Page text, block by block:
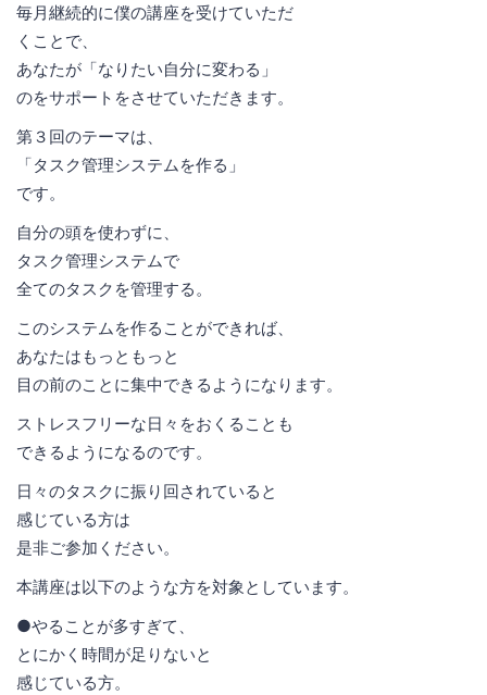
毎月継続的に僕の講座を受けていただ
くことで、
あなたが「なりたい自分に変わる」
のをサポートをさせていただきます。
第３回のテーマは、
「タスク管理システムを作る」
です。
自分の頭を使わずに、
タスク管理システムで
全てのタスクを管理する。
このシステムを作ることができれば、
あなたはもっともっと
目の前のことに集中できるようになります。
ストレスフリーな日々をおくることも
できるようになるのです。
日々のタスクに振り回されていると
感じている方は
是非ご参加ください。
本講座は以下のような方を対象としています。
●やることが多すぎて、
とにかく時間が足りないと
感じている方。